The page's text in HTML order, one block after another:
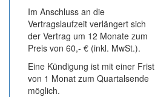
Im Anschluss an die
Vertragslaufzeit verlängert sich
der Vertrag um 12 Monate zum
Preis von 60,- € (inkl. MwSt.).
Eine Kündigung ist mit einer Frist
von 1 Monat zum Quartalsende
möglich.